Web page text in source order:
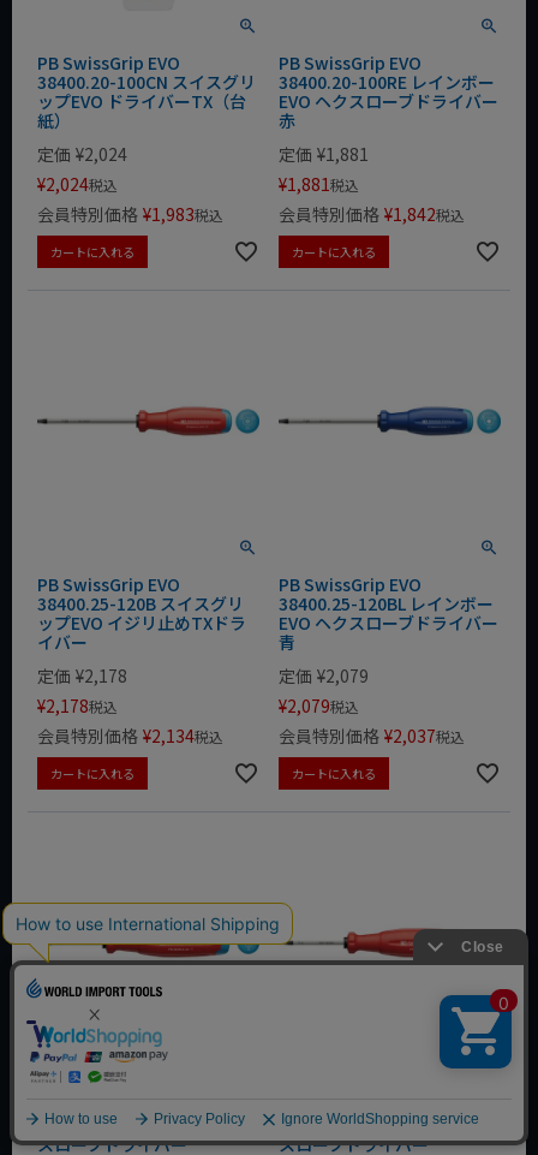
PB SwissGrip EVO
38400.20-100CN スイスグリ
ップEVO ドライバーTX（台
紙）
定価 ¥2,024
¥2,024税込
会員特別価格 ¥1,983税込
カートに入れる
PB SwissGrip EVO
38400.20-100RE レインボー
EVO ヘクスローブドライバー
赤
定価 ¥1,881
¥1,881税込
会員特別価格 ¥1,842税込
カートに入れる
PB SwissGrip EVO
38400.25-120B スイスグリ
ップEVO イジリ止めTXドラ
イバー
定価 ¥2,178
¥2,178税込
会員特別価格 ¥2,134税込
カートに入れる
PB SwissGrip EVO
38400.25-120BL レインボー
EVO ヘクスローブドライバー
青
定価 ¥2,079
¥2,079税込
会員特別価格 ¥2,037税込
カートに入れる
40 スイスグリップEVO ヘク
スローブドライバー
40 スイスグリップEVO ヘク
スローブドライバー